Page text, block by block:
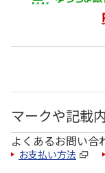
マークや記載
よくあるお問い合
お支払い方法